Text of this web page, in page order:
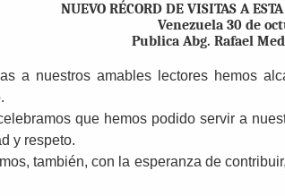
NUEVO RÉCORD DE VISITAS A
Venezuela 30 de
Publica Abg. Rafael
a nuestros amables lectores hemos
que hemos podido servir a
y respeto.
también, con la esperanza de